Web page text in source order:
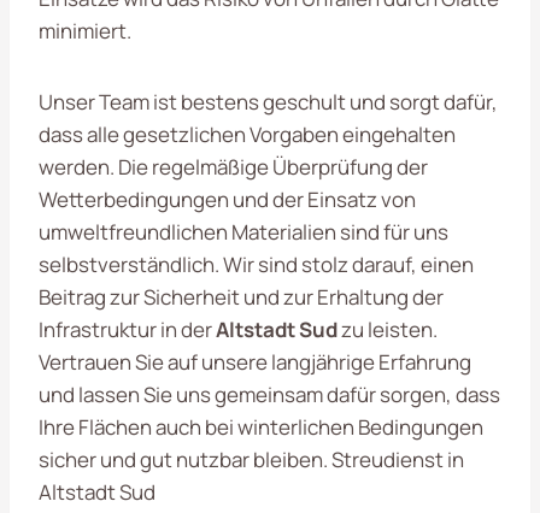
minimiert.
Unser Team ist bestens geschult und sorgt dafür,
dass alle gesetzlichen Vorgaben eingehalten
werden. Die regelmäßige Überprüfung der
Wetterbedingungen und der Einsatz von
umweltfreundlichen Materialien sind für uns
selbstverständlich. Wir sind stolz darauf, einen
Beitrag zur Sicherheit und zur Erhaltung der
Infrastruktur in derAltstadt Sudzu leisten.
Vertrauen Sie auf unsere langjährige Erfahrung
und lassen Sie uns gemeinsam dafür sorgen, dass
Ihre Flächen auch bei winterlichen Bedingungen
sicher und gut nutzbar bleiben. Streudienst in
Altstadt Sud